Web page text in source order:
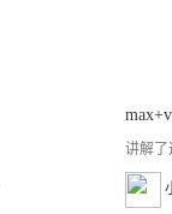
讲解了